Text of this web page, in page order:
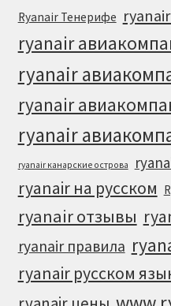
Ryanair Тенерифе
ryanair
ryanair
ryanair
ryanair
ryanair канарские острова
ryanair на русском
ryanair отзывы
ryanair правила
ryanair русском